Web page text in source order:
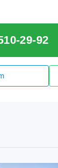
29-92